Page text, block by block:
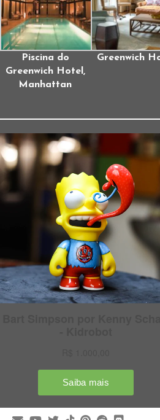
Piscina do
Greenwich Hotel,
Manhattan
Greenwich